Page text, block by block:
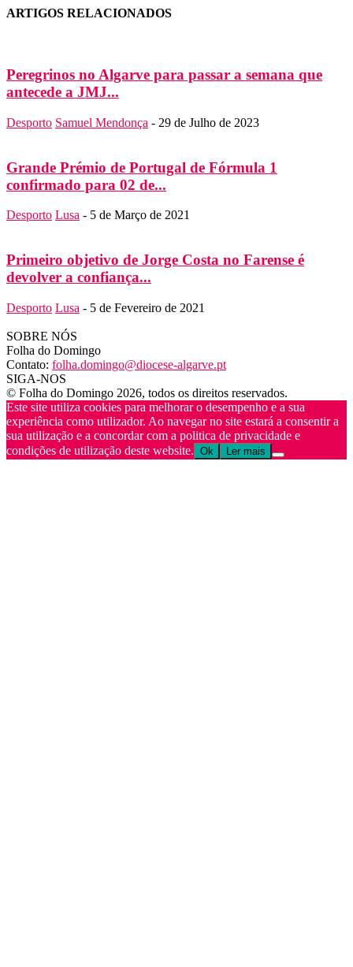
ARTIGOS RELACIONADOS
Peregrinos no Algarve para passar a semana que
antecede a JMJ...
Desporto Samuel Mendonça - 29 de Julho de 2023
Grande Prémio de Portugal de Fórmula 1
confirmado para 02 de...
Desporto Lusa - 5 de Março de 2021
Primeiro objetivo de Jorge Costa no Farense é
devolver a confiança...
Desporto Lusa - 5 de Fevereiro de 2021
SOBRE NÓS
Folha do Domingo
Contato: folha.domingo@diocese-algarve.pt
SIGA-NOS
© Folha do Domingo 2026, todos os direitos reservados.
Este site utiliza cookies para melhorar o desempenho e a sua
experiência como utilizador. Ao navegar no site estará a consentir a
sua utilização e a concordar com a politica de privacidade e
condições de utilização deste website. Ok Ler mais